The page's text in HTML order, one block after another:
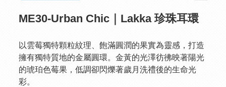
ME30-Urban Chic｜Lakka 珍珠耳環
以雲莓獨特顆粒紋理、飽滿圓潤的果實為靈感，打造
擁有獨特質地的金屬圓環。金黃的光澤彷彿映著陽光
的琥珀色莓果，低調卻閃爍著歲月洗禮後的生命光
彩。